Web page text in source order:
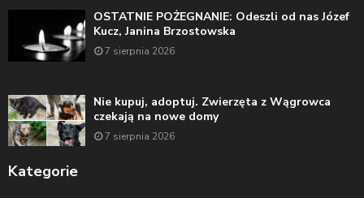
OSTATNIE POŻEGNANIE: Odeszli od nas Józef
Kucz, Janina Brzostowska
7 sierpnia 2026
Nie kupuj, adoptuj. Zwierzęta z Wągrowca
czekają na nowe domy
7 sierpnia 2026
Kategorie